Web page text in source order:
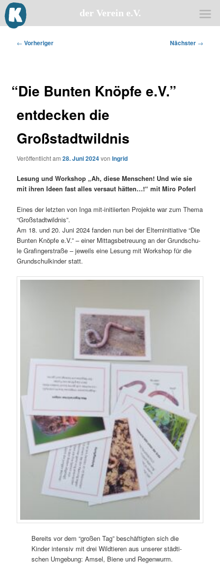
Zum
primärenBeitragsnavigation
← Vorheriger Nächster →
“Die Bunten Knöpfe e.V.”
entdecken die
Großstadtwildnis
Veröffentlicht am28. Juni 2024vonIngrid
Lesung und Work­shop „Ah, die­se Men­schen! Und wie sie
mit ihren Ideen fast alles ver­saut hät­ten…!“ mit Miro Poferl
Eines der letz­ten von Inga mit-initi­ier­ten Pro­jek­te war zum The­ma
“Groß­stadt­wild­nis”.
Am 18. und 20. Juni 2024 fan­den nun bei der Eltern­in­itia­ti­ve “Die
Bun­ten Knöp­fe e.V.” – einer Mit­tags­be­treu­ung an der Grund­schu­
le Gra­fin­ger­stra­ße – jeweils eine Lesung mit Work­shop für die
Grund­schul­kin­der statt.
Bereits vor dem “gro­ßen Tag” beschäf­tig­ten sich die
Kin­der inten­siv mit drei Wild­tie­ren aus unse­rer städ­ti­
schen Umge­bung: Amsel, Bie­ne und Regenwurm.
der Verein e.V.